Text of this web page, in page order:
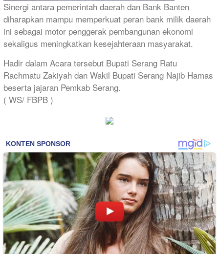
Sinergi antara pemerintah daerah dan Bank Banten
diharapkan mampu memperkuat peran bank milik daerah
ini sebagai motor penggerak pembangunan ekonomi
sekaligus meningkatkan kesejahteraan masyarakat.
Hadir dalam Acara tersebut Bupati Serang Ratu
Rachmatu Zakiyah dan Wakil Bupati Serang Najib Hamas
beserta jajaran Pemkab Serang.
( WS/ FBPB )